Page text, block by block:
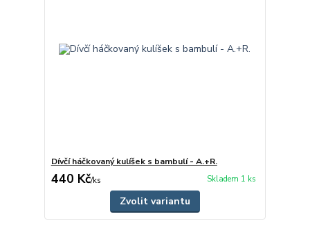
Dívčí háčkovaný kulíšek s bambulí - A.+R.
440 Kč/ks Skladem 1 ks
Zvolit variantu